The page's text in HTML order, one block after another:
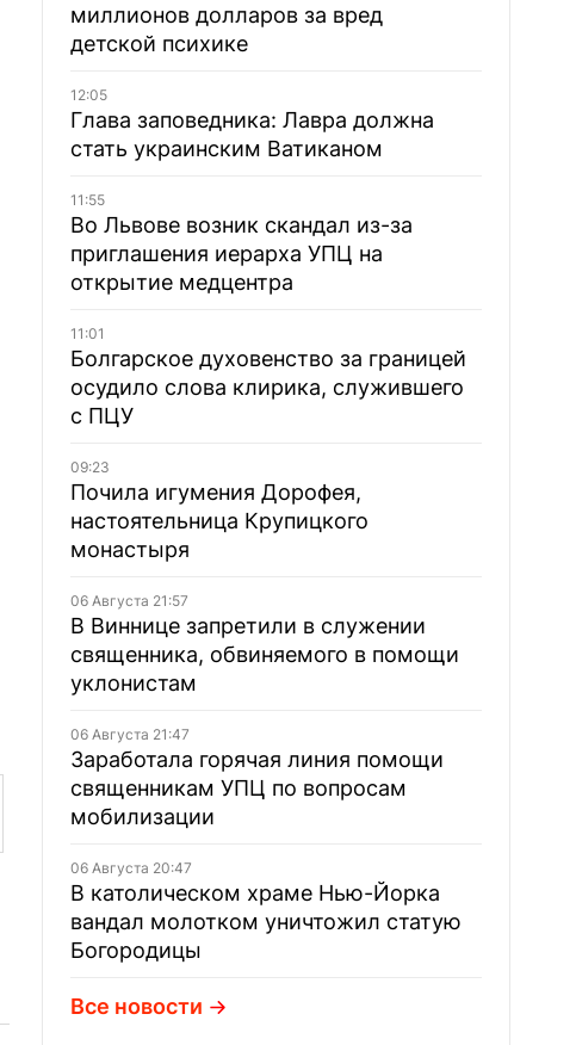
миллионов долларов за вред
детской психике
12:05
Глава заповедника: Лавра должна
стать украинским Ватиканом
11:55
Во Львове возник скандал из-за
приглашения иерарха УПЦ на
открытие медцентра
11:01
Болгарское духовенство за границей
осудило слова клирика, служившего
с ПЦУ
09:23
Почила игумения Дорофея,
настоятельница Крупицкого
монастыря
06 Августа 21:57
В Виннице запретили в служении
священника, обвиняемого в помощи
уклонистам
06 Августа 21:47
Заработала горячая линия помощи
священникам УПЦ по вопросам
мобилизации
06 Августа 20:47
В католическом храме Нью-Йорка
вандал молотком уничтожил статую
Богородицы
Все новости